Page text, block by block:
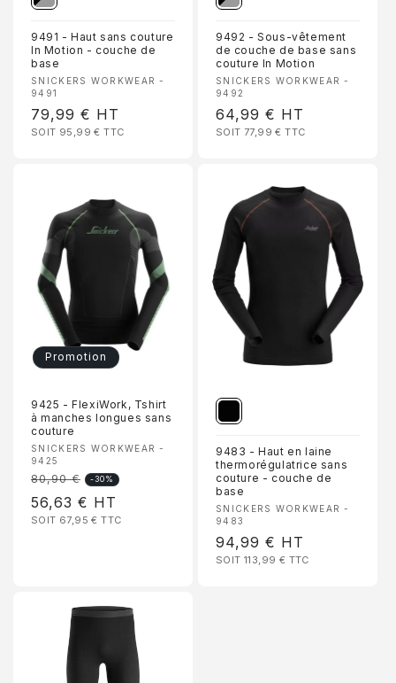
9491 - Haut sans couture
In Motion - couche de
base
Fournisseur :
SNICKERS WORKWEAR -
9491
Prix
habituel
79,99 € HT
SOIT 95,99 €TTC
9492 - Sous-vêtement
de couche de base sans
couture In Motion
Fournisseur :
SNICKERS WORKWEAR -
9492
Prix
habituel
64,99 € HT
SOIT 77,99 €TTC
Promotion
9425 - FlexiWork, Tshirt
à manches longues sans
couture
Fournisseur :
SNICKERS WORKWEAR -
9425
Prix
habituel
80,90 € -30%
Prix
promotionnel
56,63 € HT
SOIT 67,95 €TTC
9483 - Haut en laine
thermorégulatrice sans
couture - couche de
base
Fournisseur :
SNICKERS WORKWEAR -
9483
Prix
habituel
94,99 € HT
SOIT 113,99 € TTC
PROFITEZ DE 10 % DE
RÉDUCTION
Inscrivez-vous pour recevoir 10 % de réduction sur votre
première commande et un accès exclusif à nos meilleures
Email
S’inscrire